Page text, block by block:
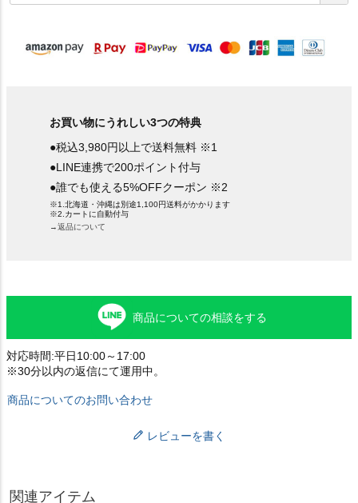
須
お買い物にうれしい3つの特典
●税込3,980円以上で送料無料 ※1
●LINE連携で200ポイント付与
●誰でも使える5%OFFクーポン ※2
※1.北海道・沖縄は別途1,100円送料がかかります
※2.カートに自動付与
→返品について
商品についての相談をする
対応時間:平日10:00～17:00
※30分以内の返信にて運用中。
商品についてのお問い合わせ
レビューを書く
関連アイテム